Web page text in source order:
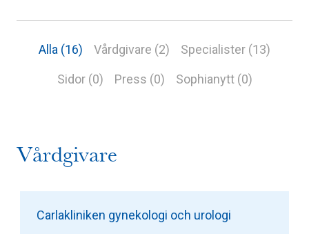
Alla (16) Vårdgivare (2) Specialister (13)
Sidor (0) Press (0) Sophianytt (0)
Vårdgivare
Carlakliniken gynekologi och urologi